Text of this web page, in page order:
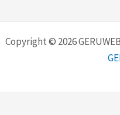
Copyright © 2026